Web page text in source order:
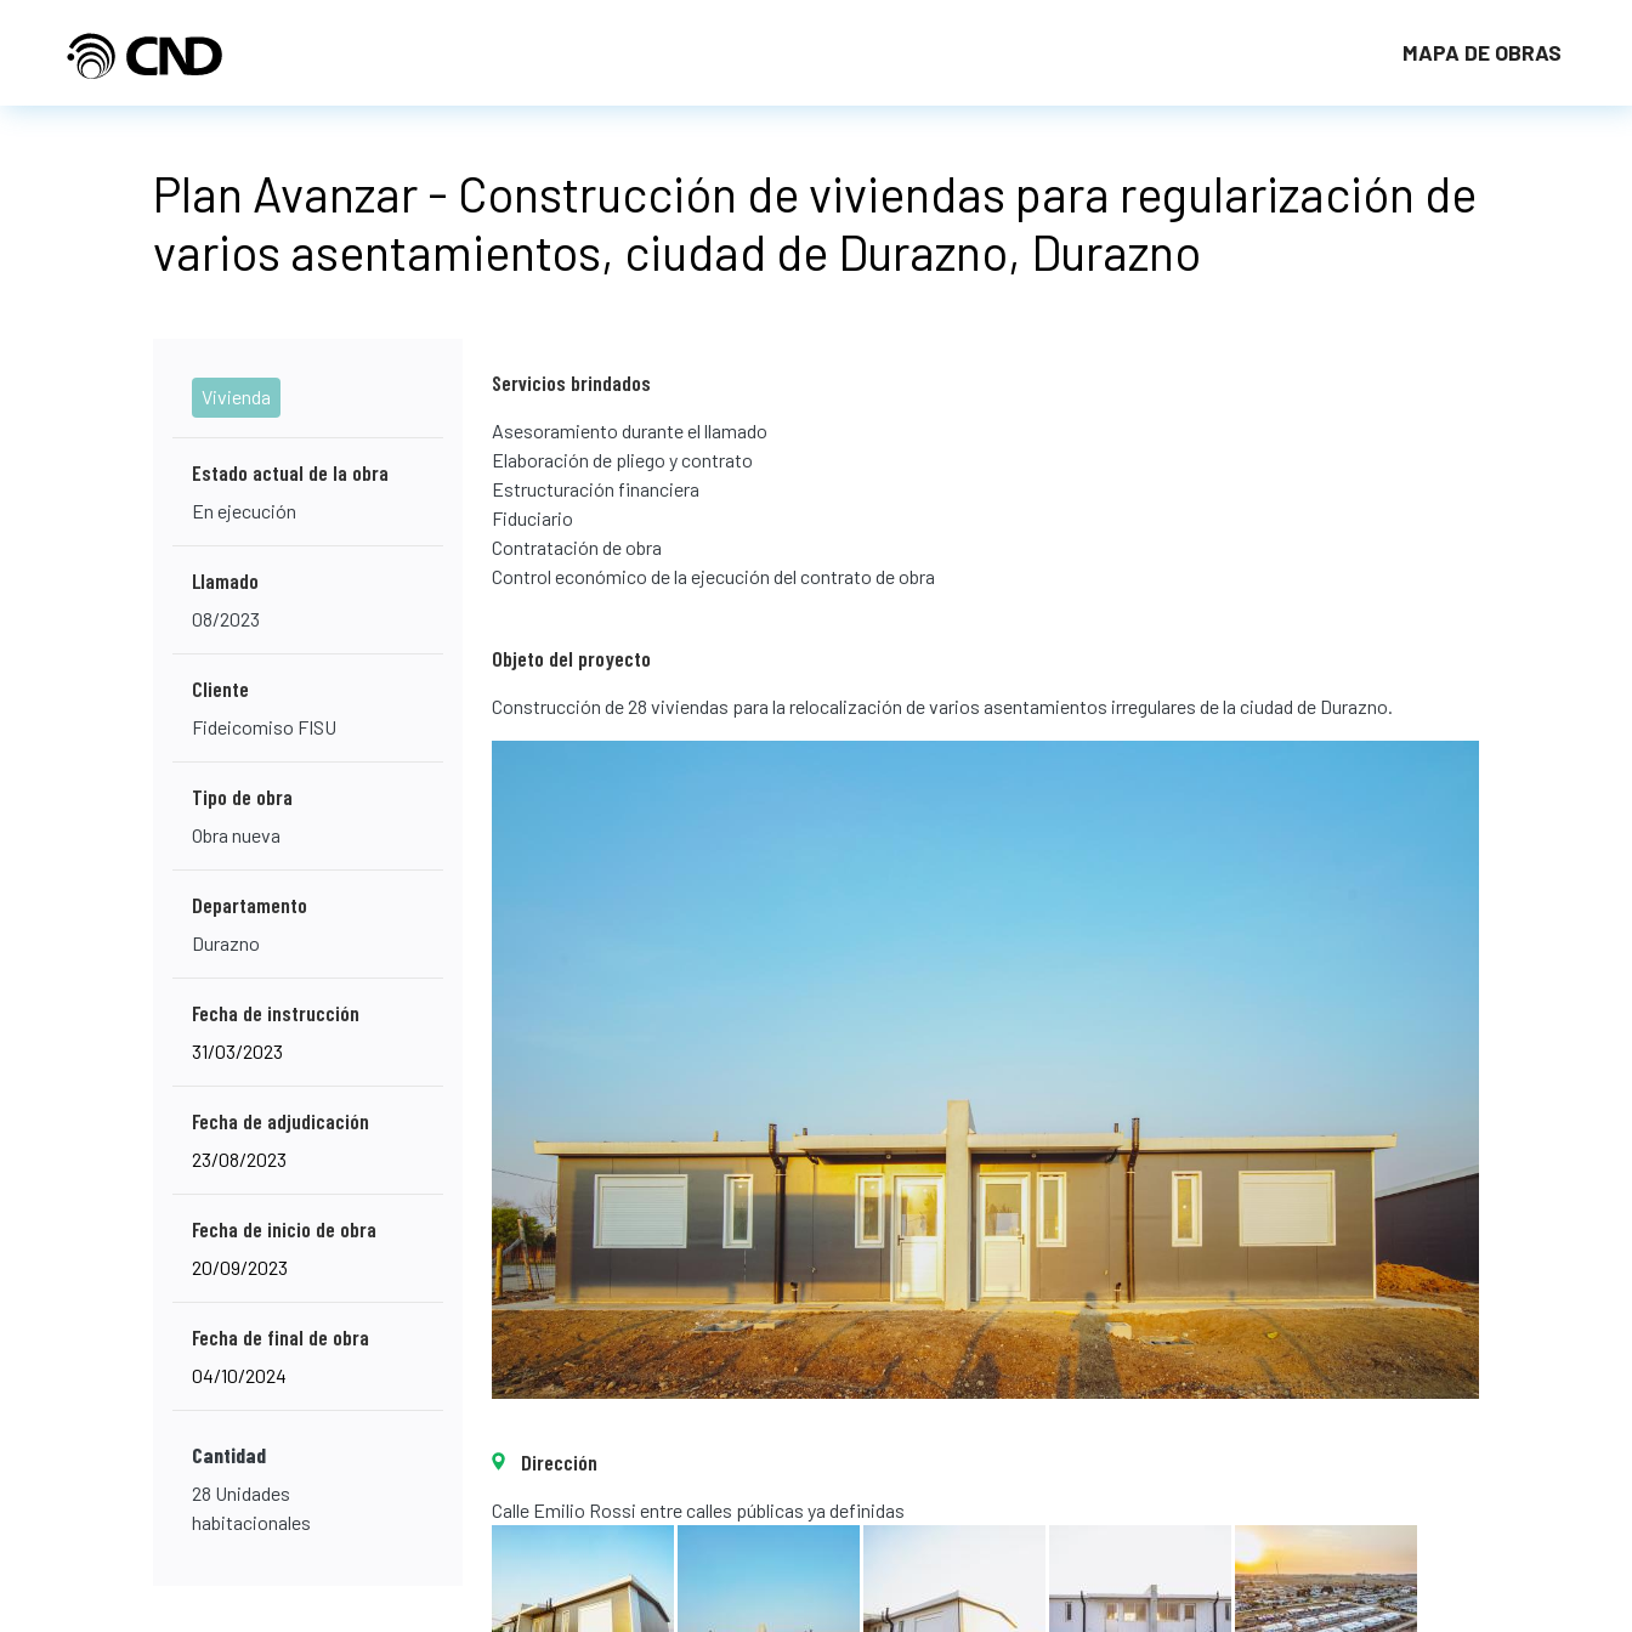
MAPA DE OBRAS
Plan Avanzar - Construcción de viviendas para regularización de
varios asentamientos, ciudad de Durazno, Durazno
Vivienda
Estado actual de la obra
En ejecución
Llamado
08/2023
Cliente
Fideicomiso FISU
Tipo de obra
Obra nueva
Departamento
Durazno
Fecha de instrucción
31/03/2023
Fecha de adjudicación
23/08/2023
Fecha de inicio de obra
20/09/2023
Fecha de final de obra
04/10/2024
Cantidad
28 Unidades
habitacionales
Servicios brindados
Asesoramiento durante el llamado
Elaboración de pliego y contrato
Estructuración financiera
Fiduciario
Contratación de obra
Control económico de la ejecución del contrato de obra
Objeto del proyecto
Construcción de 28 viviendas para la relocalización de varios asentamientos irregulares de la ciudad de Durazno.
Dirección
Calle Emilio Rossi entre calles públicas ya definidas